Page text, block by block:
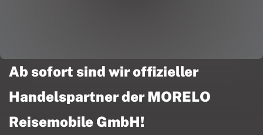
Ab sofort sind wir offizieller
Handelspartner der MORELO
Reisemobile GmbH!